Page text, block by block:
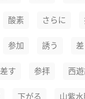
酸素 さらに
参加 誘う
差す 参拝 西
下がる 山紫